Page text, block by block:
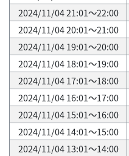
2024/11/04 21:01～22:00
2024/11/04 20:01～21:00
2024/11/04 19:01～20:00
2024/11/04 18:01～19:00
2024/11/04 17:01～18:00
2024/11/04 16:01～17:00
2024/11/04 15:01～16:00
2024/11/04 14:01～15:00
2024/11/04 13:01～14:00